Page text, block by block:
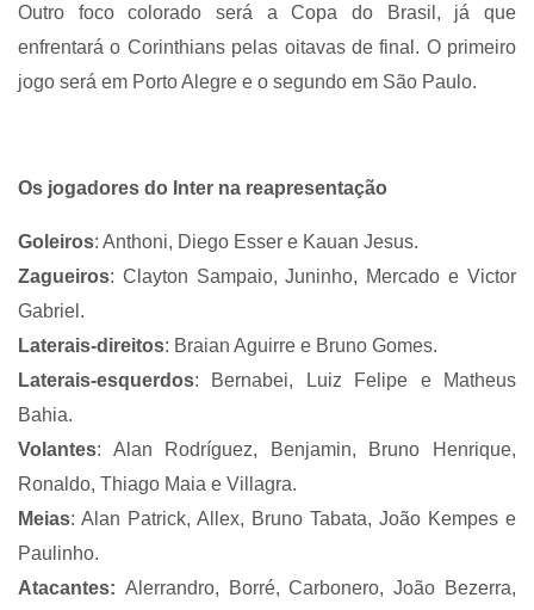
Outro foco colorado será a Copa do Brasil, já que
enfrentará o Corinthians pelas oitavas de final. O primeiro
jogo será em Porto Alegre e o segundo em São Paulo.
Os jogadores do Inter na reapresentação
Goleiros: Anthoni, Diego Esser e Kauan Jesus.
Zagueiros: Clayton Sampaio, Juninho, Mercado e Victor
Gabriel.
Laterais-direitos: Braian Aguirre e Bruno Gomes.
Laterais-esquerdos: Bernabei, Luiz Felipe e Matheus
Bahia.
Volantes: Alan Rodríguez, Benjamin, Bruno Henrique,
Ronaldo, Thiago Maia e Villagra.
Meias: Alan Patrick, Allex, Bruno Tabata, João Kempes e
Paulinho.
Atacantes: Alerrandro, Borré, Carbonero, João Bezerra,